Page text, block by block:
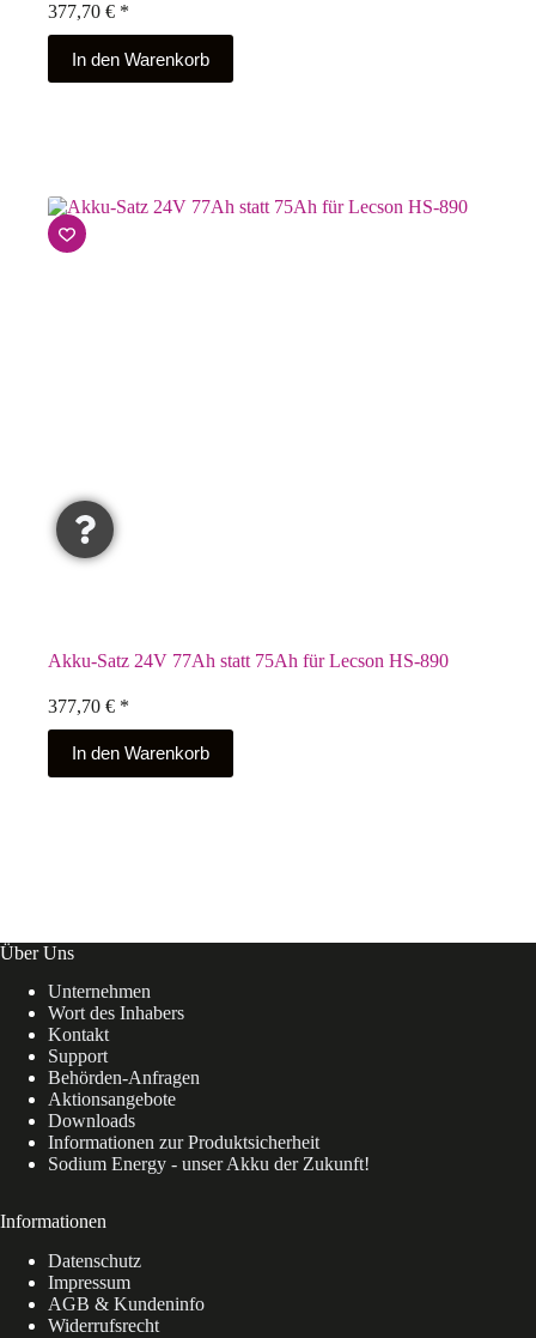
377,70 € *
In den Warenkorb
Akku-Satz 24V 77Ah statt 75Ah für Lecson HS-890
377,70 € *
In den Warenkorb
Über Uns
Unternehmen
Wort des Inhabers
Kontakt
Support
Behörden-Anfragen
Aktionsangebote
Downloads
Informationen zur Produktsicherheit
Sodium Energy - unser Akku der Zukunft!
Informationen
Datenschutz
Impressum
AGB & Kundeninfo
Widerrufsrecht